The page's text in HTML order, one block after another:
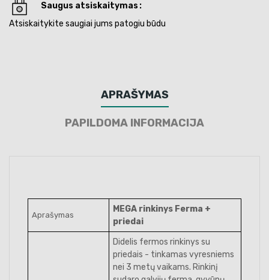
Saugus atsiskaitymas
Atsiskaitykite saugiai jums patogiu būdu
APRAŠYMAS
PAPILDOMA INFORMACIJA
Aprašymas
MEGA rinkinys Ferma +
priedai
Didelis fermos rinkinys su
priedais - tinkamas vyresniems
nei 3 metų vaikams. Rinkinį